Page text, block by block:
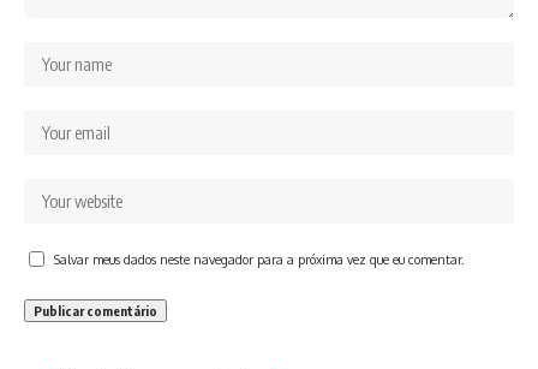
Salvar meus dados neste navegador para a próxima vez que eu comentar.